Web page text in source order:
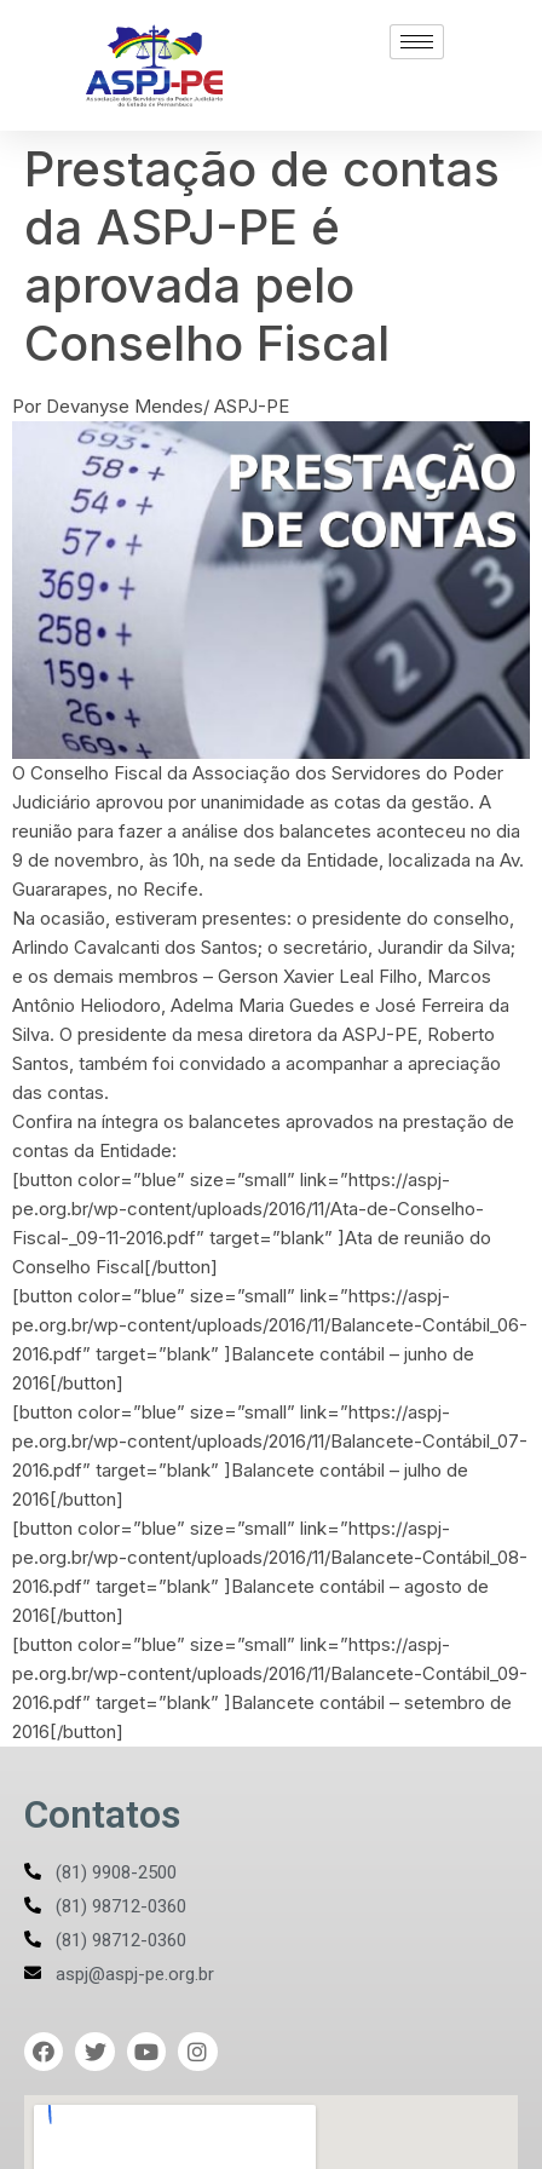
Prestação de contas
da ASPJ-PE é
aprovada pelo
Conselho Fiscal
Por Devanyse Mendes/ ASPJ-PE
O Conselho Fiscal da Associação dos Servidores do Poder
Judiciário aprovou por unanimidade as cotas da gestão. A
reunião para fazer a análise dos balancetes aconteceu no dia
9 de novembro, às 10h, na sede da Entidade, localizada na Av.
Guararapes, no Recife.
Na ocasião, estiveram presentes: o presidente do conselho,
Arlindo Cavalcanti dos Santos; o secretário, Jurandir da Silva;
e os demais membros – Gerson Xavier Leal Filho, Marcos
Antônio Heliodoro, Adelma Maria Guedes e José Ferreira da
Silva. O presidente da mesa diretora da ASPJ-PE, Roberto
Santos, também foi convidado a acompanhar a apreciação
das contas.
Confira na íntegra os balancetes aprovados na prestação de
contas da Entidade:
[button color=”blue” size=”small” link=”https://aspj-
pe.org.br/wp-content/uploads/2016/11/Ata-de-Conselho-
Fiscal-_09-11-2016.pdf” target=”blank” ]Ata de reunião do
Conselho Fiscal[/button]
[button color=”blue” size=”small” link=”https://aspj-
pe.org.br/wp-content/uploads/2016/11/Balancete-Contábil_06-
2016.pdf” target=”blank” ]Balancete contábil – junho de
2016[/button]
[button color=”blue” size=”small” link=”https://aspj-
pe.org.br/wp-content/uploads/2016/11/Balancete-Contábil_07-
2016.pdf” target=”blank” ]Balancete contábil – julho de
2016[/button]
[button color=”blue” size=”small” link=”https://aspj-
pe.org.br/wp-content/uploads/2016/11/Balancete-Contábil_08-
2016.pdf” target=”blank” ]Balancete contábil – agosto de
2016[/button]
[button color=”blue” size=”small” link=”https://aspj-
pe.org.br/wp-content/uploads/2016/11/Balancete-Contábil_09-
2016.pdf” target=”blank” ]Balancete contábil – setembro de
2016[/button]
Contatos
(81) 9908-2500
(81) 98712-0360
(81) 98712-0360
aspj@aspj-pe.org.br